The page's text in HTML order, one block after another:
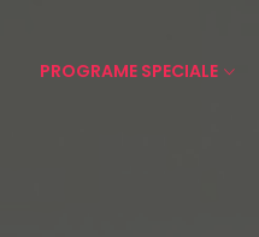
PROGRAME SPECIALE